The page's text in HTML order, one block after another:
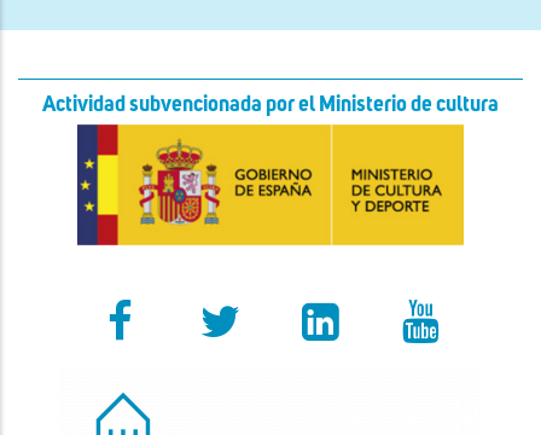
Actividad subvencionada por el Ministerio de cultura